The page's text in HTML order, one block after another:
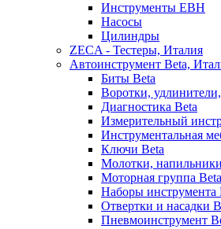
Инструменты EBH
Насосы
Цилиндры
ZECA - Тестеры, Италия
Автоинструмент Beta,
Биты Beta
Воротки,
Диагностика Beta
Измерительный
Инструментальная
Ключи Beta
Молотки,
Моторная группа Beta
Наборы инструмента
Отвертки и насадки
Пневмоинструмент